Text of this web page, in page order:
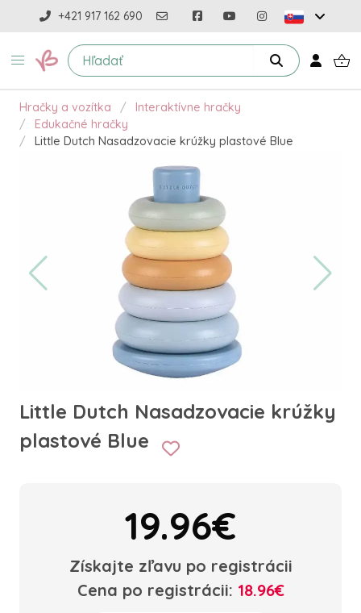
+421 917 162 690
Hračky a vozítka
Interaktívne hračky
Edukačné hračky
Little Dutch Nasadzovacie krúžky plastové Blue
Little Dutch Nasadzovacie krúžky
plastové Blue
19.96€
Získajte zľavu po registrácii
Cena po registrácii: 18.96€